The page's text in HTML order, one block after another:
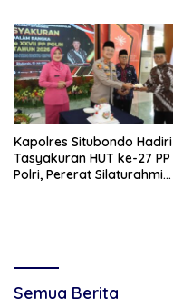
Kapolres Situbondo Hadiri
Tasyakuran HUT ke-27 PP
Polri, Pererat Silaturahmi
Semua Berita